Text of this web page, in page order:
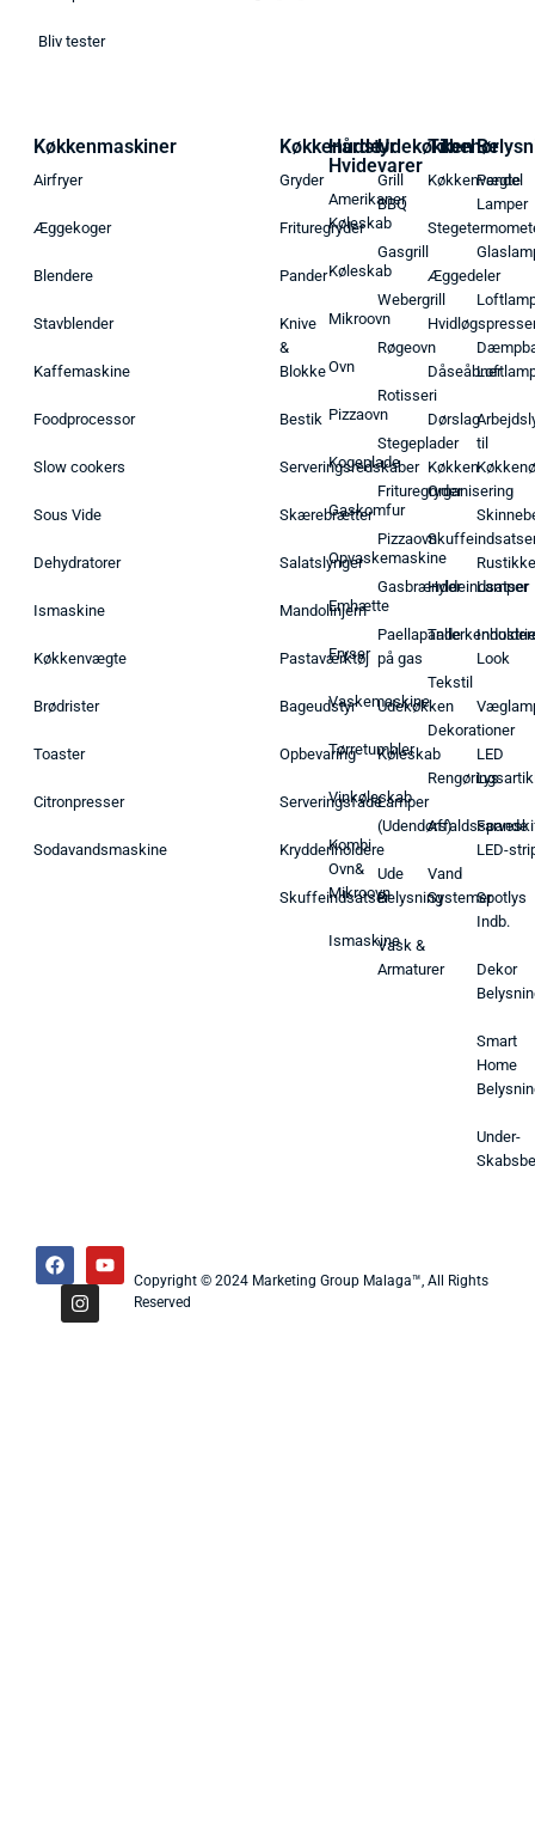
Bliv tester
Køkkenmaskiner
Airfryer
Æggekoger
Blendere
Stavblender
Kaffemaskine
Foodprocessor
Slow cookers
Sous Vide
Dehydratorer
Ismaskine
Køkkenvægte
Brødrister
Toaster
Citronpresser
Sodavandsmaskine
Køkkenudstyr
Gryder
Frituregryder
Pander
Knive
&
Blokke
Bestik
Serveringsredskaber
Skærebrætter
Salatslynger
Mandolinjern
Pastaværktøj
Bageudstyr
Opbevaring
Serveringsfade
Krydderiholdere
Skuffeindsatser
Hårde
Hvidevarer
Amerikaner
Køleskab
Køleskab
Mikroovn
Ovn
Pizzaovn
Kogeplade
Gaskomfur
Opvaskemaskine
Emhætte
Fryser
Vaskemaskine
Tørretumbler
Vinkøleskab
Kombi
Ovn&
Mikroovn
Ismaskine
Udekøkken
Grill
BBQ
Gasgrill
Webergrill
Røgeovn
Rotisseri
Stegeplader
Frituregryder
Pizzaovn
Gasbrænder
Paellapande
på gas
Udekøkken
Køleskab
Lamper
(Udendørs)
Ude
Belysning
Vask &
Armaturer
Tilbehør
Køkkenvægte
Æggedeler
Dåseåbner
Dørslag
Køkken
Organisering
Hyldeindsatser
Tekstil
Dekorationer
Affaldsspande
Vand
Systemer
Pendel
Lamper
til
Rustikke
Lamper
Look
LED
Lys
LED-
Spotlys
Indb.
Dekor
Smart
Home
Under-
Copyright © 2024 Marketing Group Malaga™, All Rights
Reserved